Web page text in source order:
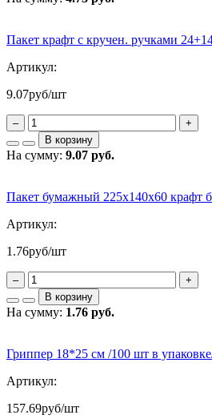
Пакет крафт с кручен. ручками
Артикул:
9.07руб/шт
–
+
В корзину
На сумму: 9.07 руб.
Пакет бумажный 225х140х60 крафт
Артикул:
1.76руб/шт
–
+
В корзину
На сумму: 1.76 руб.
Гриппер 18*25 см /100 шт в
Артикул:
157.69руб/шт